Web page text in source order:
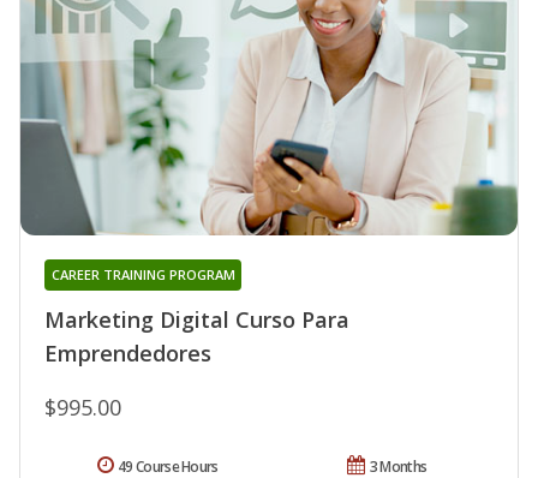
Marketing Digital Curso Para
Emprendedores
CAREER TRAINING PROGRAM
$995.00
3 Months
49 Course Hours